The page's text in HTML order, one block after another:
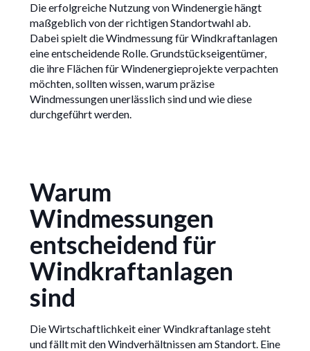
Windkraftanlagen:
Bedeutung für die
Standortbewertung
Die erfolgreiche Nutzung von Windenergie hängt
maßgeblich von der richtigen Standortwahl ab.
Dabei spielt die Windmessung für Windkraftanlagen
eine entscheidende Rolle. Grundstückseigentümer,
die ihre Flächen für Windenergieprojekte verpachten
möchten, sollten wissen, warum präzise
Windmessungen unerlässlich sind und wie diese
durchgeführt werden.
Warum
Windmessungen
entscheidend für
Windkraftanlagen
sind
Die Wirtschaftlichkeit einer Windkraftanlage steht
und fällt mit den Windverhältnissen am Standort. Eine